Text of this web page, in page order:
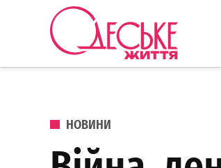
Перейти до вмісту
ОПУБЛІКОВАНО В
НОВИНИ